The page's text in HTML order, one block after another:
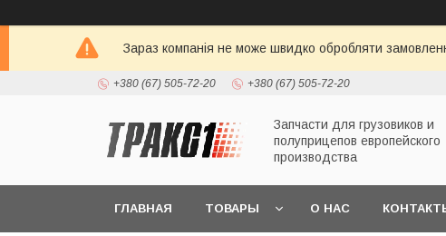
Зараз компанія не може швидко обробляти
+380 (67) 505-72-20 +380 (67) 505-72-20
Запчасти для грузовиков и
полуприцепов европейского
производства
ГЛАВНАЯ ТОВАРЫ О НАС